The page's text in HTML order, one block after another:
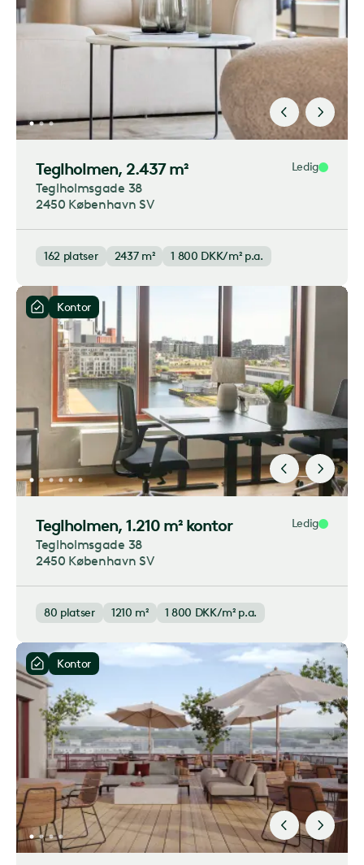
Teglholmen, 2.437 m² Ledig
Teglholmsgade 38
2450 København SV
162 platser 2437 m² 1 800 DKK/m² p.a.
Kontor
Teglholmen, 1.210 m² kontor Ledig
Teglholmsgade 38
2450 København SV
80 platser 1210 m² 1 800 DKK/m² p.a.
Kontor